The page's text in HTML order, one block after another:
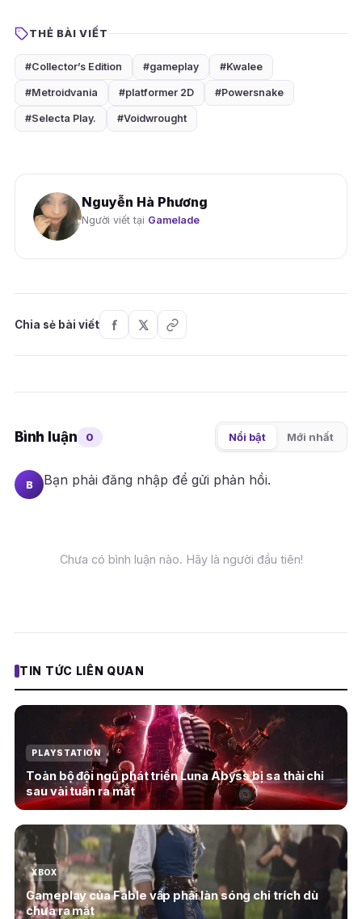
THẺ BÀI VIẾT
#Collector’s Edition #gameplay #Kwalee
#Metroidvania #platformer 2D #Powersnake
#Selecta Play. #Voidwrought
Nguyễn Hà Phương
Người viết tại Gamelade
Chia sẻ bài viết
Bình luận 0 Nổi bật Mới nhất
B Bạn phải đăng nhập để gửi phản hồi.
Chưa có bình luận nào. Hãy là người đầu tiên!
TIN TỨC LIÊN QUAN
PLAYSTATION
Toàn bộ đội ngũ phát triển Luna Abyss bị sa thải chỉ
sau vài tuần ra mắt
XBOX
Gameplay của Fable vấp phải làn sóng chỉ trích dù
chưa ra mắt